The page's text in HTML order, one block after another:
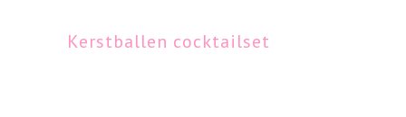
Kerstballen cocktailset